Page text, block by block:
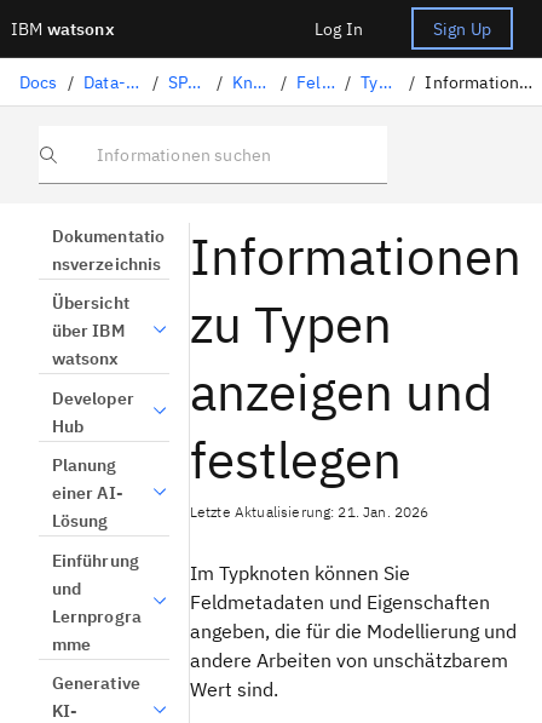
IBM watsonx Log In Sign Up
Docs / Data-Science-Lösungen / SPSS Modeler / Knotenpalette / Feldfunktionen / Typknoten / Informationen zu Typen anzeigen und festlegen
Informationen suchen
Dokumentatio
nsverzeichnis
Übersicht
über IBM
watsonx
Developer
Hub
Planung
einer AI-
Lösung
Einführung
und
Lernprogra
mme
Generative
KI-
Informationen
zu Typen
anzeigen und
festlegen
Letzte Aktualisierung: 21. Jan. 2026
Im Typknoten können Sie
Feldmetadaten und Eigenschaften
angeben, die für die Modellierung und
andere Arbeiten von unschätzbarem
Wert sind.